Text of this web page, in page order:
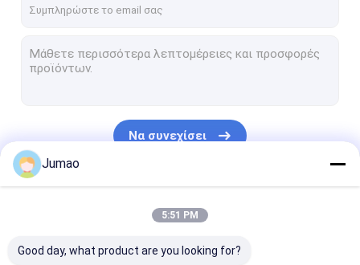
Να συνεχίσει
Jumao
5:51 PM
Good day, what product are you looking for?